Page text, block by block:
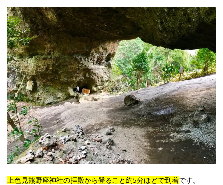
上色見熊野座神社の拝殿から登ること約5分ほどで到着です。